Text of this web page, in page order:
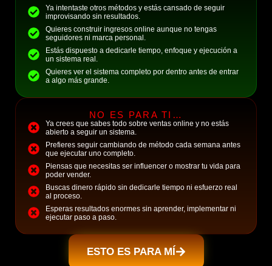
Ya intentaste otros métodos y estás cansado de seguir
improvisando sin resultados.
Quieres construir ingresos online aunque no tengas
seguidores ni marca personal.
Estás dispuesto a dedicarle tiempo, enfoque y ejecución a
un sistema real.
Quieres ver el sistema completo por dentro antes de entrar
a algo más grande.
NO ES PARA TI…
Ya crees que sabes todo sobre ventas online y no estás
abierto a seguir un sistema.
Prefieres seguir cambiando de método cada semana antes
que ejecutar uno completo.
Piensas que necesitas ser influencer o mostrar tu vida para
poder vender.
Buscas dinero rápido sin dedicarle tiempo ni esfuerzo real
al proceso.
Esperas resultados enormes sin aprender, implementar ni
ejecutar paso a paso.
ESTO ES PARA MÍ